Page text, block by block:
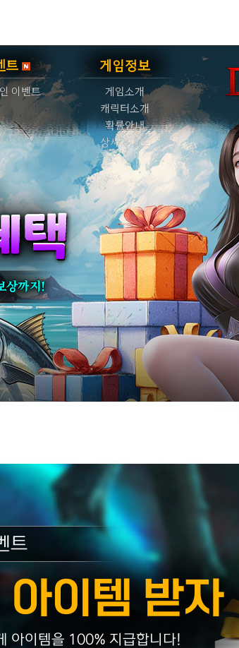
트
이벤트
게임정보
게임소개
캐릭터소개
확률안내
상세가이드
트
이템 받자
아이템을 100% 지급합니다!